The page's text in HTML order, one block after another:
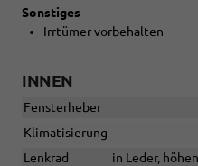
Sonstiges
Irrtümer vorbehalten
INNEN
Fensterheber
Klimatisierung
Lenkrad
in Leder,